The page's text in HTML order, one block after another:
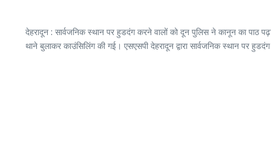
देहरादून : सार्वजनिक स्थान पर हुडदंग करने वालों को दून पुलिस ने कानून का पाठ
थाने बुलाकर काउंसिलिंग की गई। एसएसपी देहरादून द्वारा सार्वजनिक स्थान पर